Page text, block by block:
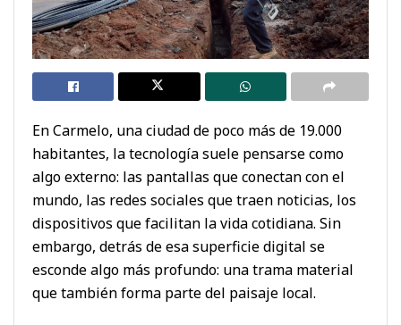
En Carmelo, una ciudad de poco más de 19.000
habitantes, la tecnología suele pensarse como
algo externo: las pantallas que conectan con el
mundo, las redes sociales que traen noticias, los
dispositivos que facilitan la vida cotidiana. Sin
embargo, detrás de esa superficie digital se
esconde algo más profundo: una trama material
que también forma parte del paisaje local.